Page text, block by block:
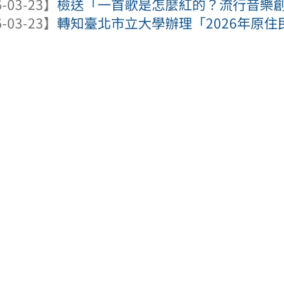
03-23】 檢送「一首歌是怎麼紅的？流行音樂
03-23】轉知臺北市立大學辦理「2026年原住